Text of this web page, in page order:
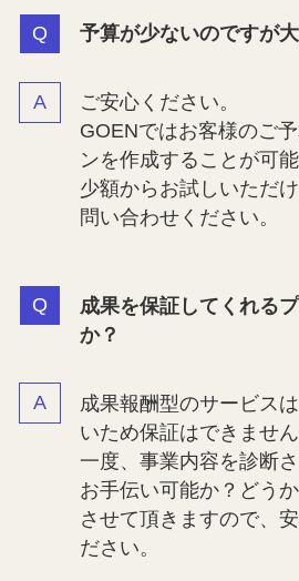
予算が少ないのですが
ご安心ください。
GOENではお客様のご
ンを作成することが可能
少額からお試しいただ
問い合わせください。
成果を保証してくれる
か？
成果報酬型のサービス
いため保証はできません
一度、事業内容を診断
お手伝い可能か？どう
させて頂きますので、
ださい。